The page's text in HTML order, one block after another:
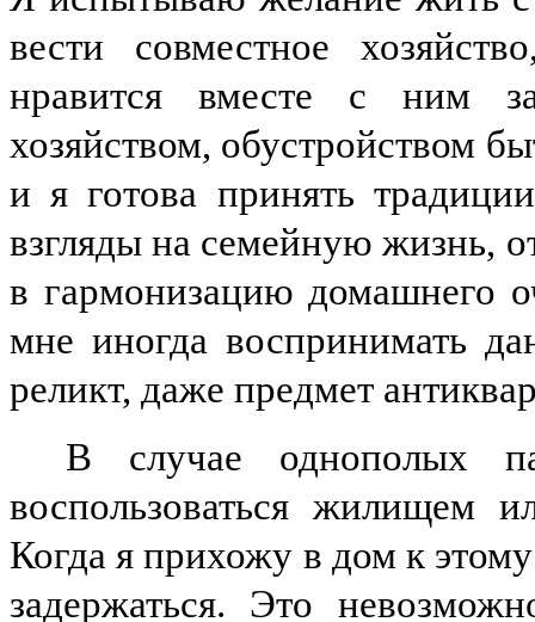
вести совместное
нравится вместе с ним
хозяйством, обустройством
и я готова принять
взгляды на семейную жизнь,
в гармонизацию домашнего
мне иногда воспринимать
реликт, даже предмет
В случае однополых
воспользоваться жилищем
Когда я прихожу в дом к
задержаться. Это